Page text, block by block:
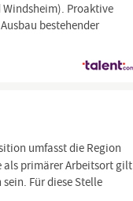
Windsheim). Proaktive
bestehender
umfasst die Region
als primärer Arbeitsort gilt
Für diese Stelle